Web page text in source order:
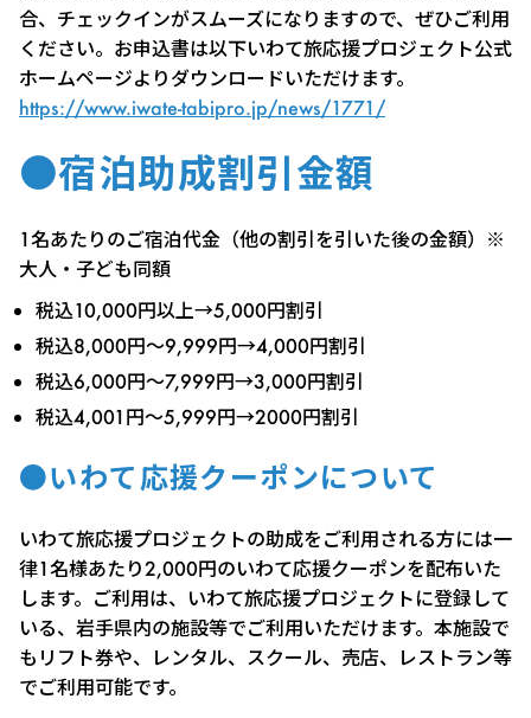
合、チェックインがスムーズになりますので、ぜひご利用
ください。お申込書は以下いわて旅応援プロジェクト公式
ホームページよりダウンロードいただけます。
https://www.iwate-tabipro.jp/news/1771/
●宿泊助成割引金額
1名あたりのご宿泊代金（他の割引を引いた後の金額）※
大人・子ども同額
税込10,000円以上→5,000円割引
税込8,000円～9,999円→4,000円割引
税込6,000円～7,999円→3,000円割引
税込4,001円～5,999円→2000円割引
●いわて応援クーポンについて
いわて旅応援プロジェクトの助成をご利用される方には一
律1名様あたり2,000円のいわて応援クーポンを配布いた
します。ご利用は、いわて旅応援プロジェクトに登録して
いる、岩手県内の施設等でご利用いただけます。本施設で
もリフト券や、レンタル、スクール、売店、レストラン等
でご利用可能です。